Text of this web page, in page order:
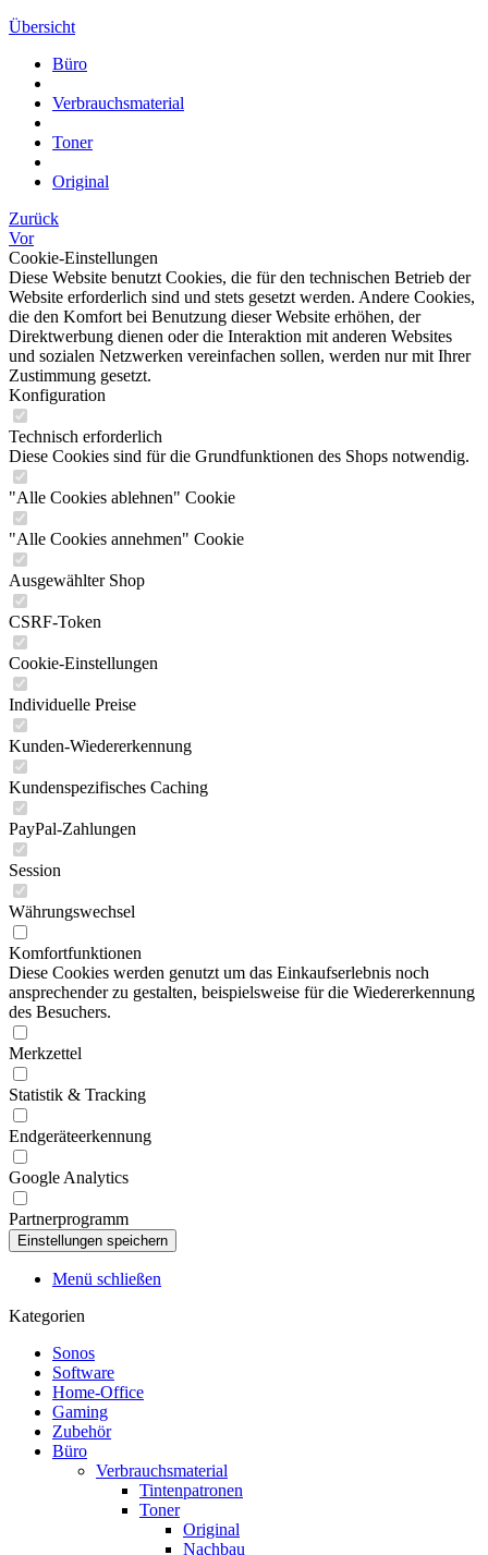
Übersicht
Büro
Verbrauchsmaterial
Toner
Original
Zurück
Vor
Cookie-Einstellungen
Diese Website benutzt Cookies, die für den technischen Betrieb der
Website erforderlich sind und stets gesetzt werden. Andere Cookies,
die den Komfort bei Benutzung dieser Website erhöhen, der
Direktwerbung dienen oder die Interaktion mit anderen Websites
und sozialen Netzwerken vereinfachen sollen, werden nur mit Ihrer
Zustimmung gesetzt.
Konfiguration
Technisch erforderlich
Diese Cookies sind für die Grundfunktionen des Shops notwendig.
"Alle Cookies ablehnen" Cookie
"Alle Cookies annehmen" Cookie
Ausgewählter Shop
CSRF-Token
Cookie-Einstellungen
Individuelle Preise
Kunden-Wiedererkennung
Kundenspezifisches Caching
PayPal-Zahlungen
Session
Währungswechsel
Komfortfunktionen
Diese Cookies werden genutzt um das Einkaufserlebnis noch
ansprechender zu gestalten, beispielsweise für die Wiedererkennung
des Besuchers.
Merkzettel
Statistik & Tracking
Endgeräteerkennung
Google Analytics
Partnerprogramm
Menü schließen
Kategorien
Sonos
Software
Home-Office
Gaming
Zubehör
Büro
Verbrauchsmaterial
Tintenpatronen
Toner
Original
Nachbau